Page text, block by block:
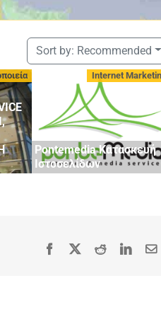
Sort by: Recommended
Marketing
Αντιπροσωπείες
- Μεταχειρισμένα
GEELY
MOBILLITY
Facebook Reddit